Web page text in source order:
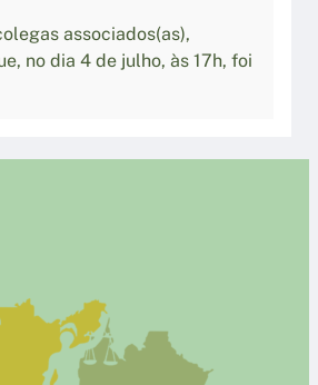
associados(as),
no dia 4 de julho, às 17h, foi